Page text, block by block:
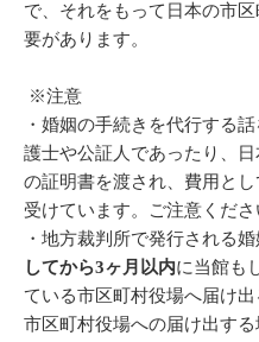
で、それをもって日本の市
要があります。
※注意
・婚姻の手続きを代行する
護士や公証人であったり、
の証明書を渡され、費用と
受けています。ご注意くださ
・地方裁判所で発行される
してから3ヶ月以内に当館も
ている市区町村役場へ届け
市区町村役場への届け出す